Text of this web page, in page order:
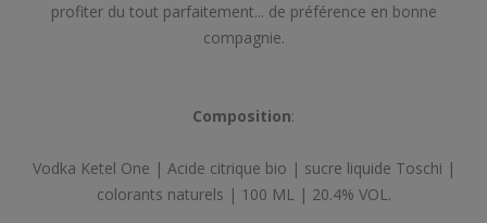
profiter du tout parfaitement... de préférence en bonne
compagnie.
Composition:
Vodka Ketel One | Acide citrique bio | sucre liquide Toschi |
colorants naturels | 100 ML | 20.4% VOL.